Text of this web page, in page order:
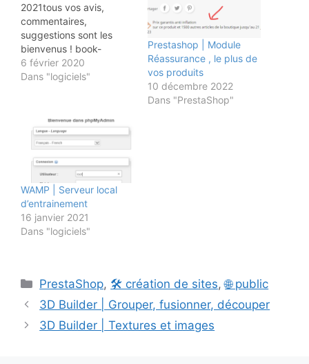
2021tous vos avis,
commentaires,
suggestions sont les
bienvenus ! book-
prestaTélécharger le
téléchargement des
usage personnel. Les
codes d'accès à la
boutique en ligne en
mode commercial et
ceux du Tchat en mode
support sont dans les
espaces réservés…
6 février 2020
Dans "logiciels"
Prestashop | Module
Réassurance , le plus de
vos produits
10 décembre 2022
Dans "PrestaShop"
WAMP | Serveur local
d’entrainement
16 janvier 2021
Dans "logiciels"
Catégories
PrestaShop, 🛠️ création de sites,🌐 public
3D Builder | Grouper, fusionner, découper
3D Builder | Textures et images